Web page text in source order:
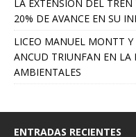
LA EXTENSIÓN DEL
20% DE AVANCE EN SU
LICEO MANUEL MONTT
ANCUD TRIUNFAN EN LA
AMBIENTALES
ENTRADAS RECIENTES